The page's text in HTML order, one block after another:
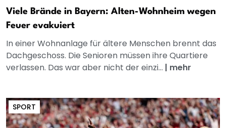
Viele Brände in Bayern: Alten-Wohnheim wegen
Feuer evakuiert
In einer Wohnanlage für ältere Menschen brennt das
Dachgeschoss. Die Senioren müssen ihre Quartiere
verlassen. Das war aber nicht der einzi... | mehr
SPORT